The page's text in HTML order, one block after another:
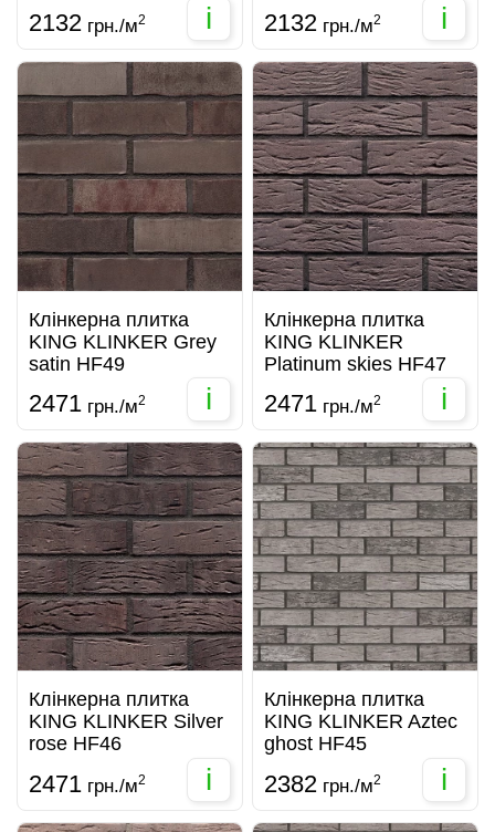
2132 грн./м2 i 2132 грн./м2 i
Клінкерна плитка
KING KLINKER Grey
satin HF49
2471 грн./м2 i
Клінкерна плитка
KING KLINKER
Platinum skies HF47
2471 грн./м2 i
Клінкерна плитка
KING KLINKER Silver
rose HF46
2471 грн./м2 i
Клінкерна плитка
KING KLINKER Aztec
ghost HF45
2382 грн./м2 i